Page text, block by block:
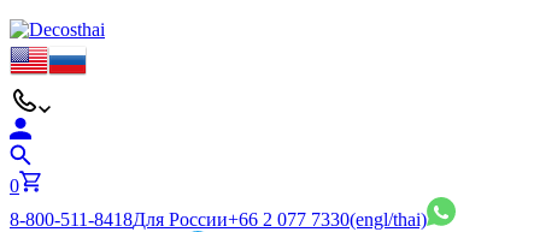
0
8-800-511-8418Для России+66 2 077 7330(engl/thai)